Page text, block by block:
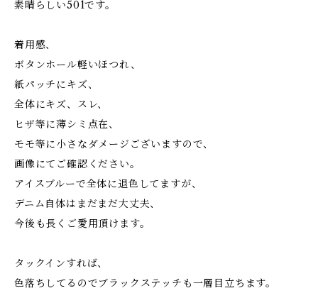
素晴らしい501です。
着用感、
ボタンホール軽いほつれ、
紙パッチにキズ、
全体にキズ、スレ、
ヒザ等に薄シミ点在、
モモ等に小さなダメージございますので、
画像にてご確認ください。
アイスブルーで全体に退色してますが、
デニム自体はまだまだ大丈夫、
今後も長くご愛用頂けます。
タックインすれば、
色落ちしてるのでブラックステッチも一層目立ちます。